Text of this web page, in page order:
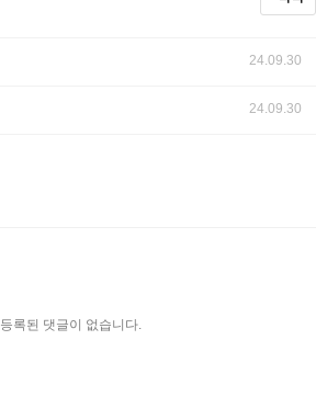
24.09.30
24.09.30
등록된 댓글이 없습니다.